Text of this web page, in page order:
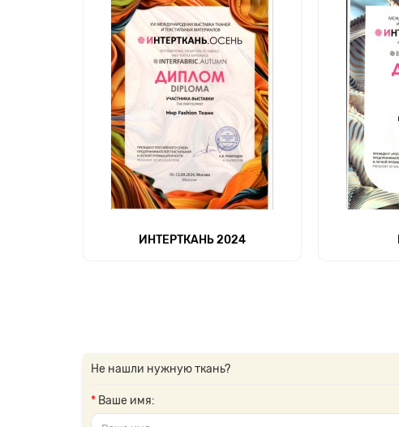
ИНТЕРТКАНЬ 2024
Не нашли нужную ткань?
Ваше имя: